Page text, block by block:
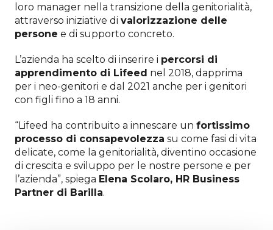
loro manager nella transizione della genitorialità,
attraverso iniziative di valorizzazione delle
persone e di supporto concreto.
L’azienda ha scelto di inserire i percorsi di
apprendimento di Lifeed nel 2018, dapprima
per i neo-genitori e dal 2021 anche per i genitori
con figli fino a 18 anni.
“Lifeed ha contribuito a innescare un fortissimo
processo di consapevolezza su come fasi di vita
delicate, come la genitorialità, diventino occasione
di crescita e sviluppo per le nostre persone e per
l’azienda”, spiega Elena Scolaro, HR Business
Partner di Barilla.